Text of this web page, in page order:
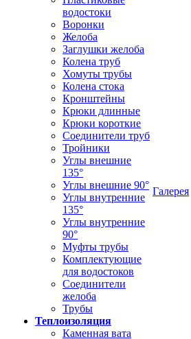
водостоки
Воронки
Желоба
Заглушки желоба
Колена труб
Хомуты трубы
Колена стока
Кронштейны
Крюки длинные
Крюки короткие
Соединители труб
Тройники
Углы внешние
135°
Углы внешние 90°
Углы внутренние
135°
Углы внутренние
90°
Муфты трубы
Комплектующие
для водостоков
Соединители
желоба
Трубы
Теплоизоляция
Каменная вата
Галерея